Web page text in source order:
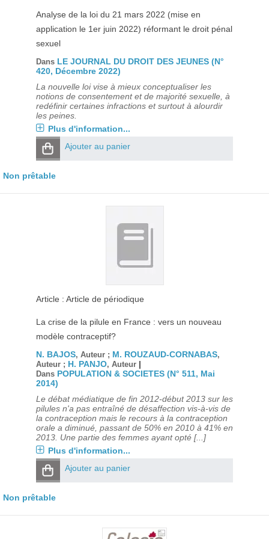
Analyse de la loi du 21 mars 2022 (mise en
application le 1er juin 2022) réformant le droit pénal
sexuel
Dans LE JOURNAL DU DROIT DES JEUNES (N°
420, Décembre 2022)
La nouvelle loi vise à mieux conceptualiser les
notions de consentement et de majorité sexuelle, à
redéfinir certaines infractions et surtout à alourdir
les peines.
Plus d'information...
Ajouter au panier
Non prêtable
Article : Article de périodique
La crise de la pilule en France : vers un nouveau
modèle contraceptif?
N. BAJOS, Auteur ; M. ROUZAUD-CORNABAS,
Auteur ; H. PANJO, Auteur |
Dans POPULATION & SOCIETES (N° 511, Mai
2014)
Le débat médiatique de fin 2012-début 2013 sur les
pilules n'a pas entraîné de désaffection vis-à-vis de
la contraception mais le recours à la contraception
orale a diminué, passant de 50% en 2010 à 41% en
2013. Une partie des femmes ayant opté [...]
Plus d'information...
Ajouter au panier
Non prêtable